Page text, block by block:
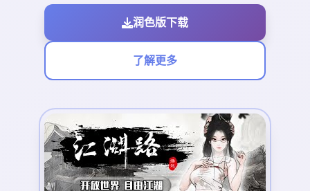
润色版下载
了解更多